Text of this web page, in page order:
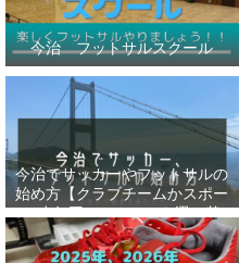
今治 フットサルスクール
今治でサッカーやフットサルの
始め方【クラブチームかスポー
ツ少年団かスクールを選ぶ基
準】小学生、幼児（年長・年
中）、サッカー